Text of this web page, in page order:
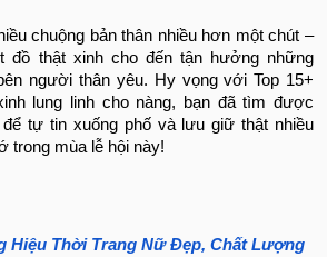
chuộng bản thân nhiều hơn một chút –
đồ thật xinh cho đến tận hưởng những
người thân yêu. Hy vọng với Top 15+
lung linh cho nàng, bạn đã tìm được
tự tin xuống phố và lưu giữ thật nhiều
trong mùa lễ hội này!
Hiệu Thời Trang Nữ Đẹp, Chất Lượng